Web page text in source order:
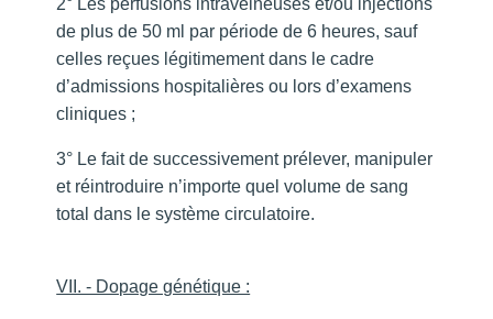
2° Les perfusions intraveineuses et/ou injections
de plus de 50 ml par période de 6 heures, sauf
celles reçues légitimement dans le cadre
d’admissions hospitalières ou lors d’examens
cliniques ;
3° Le fait de successivement prélever, manipuler
et réintroduire n’importe quel volume de sang
total dans le système circulatoire.
VII. - Dopage génétique :